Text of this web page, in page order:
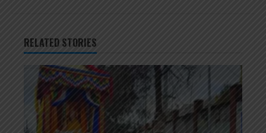
RELATED STORIES